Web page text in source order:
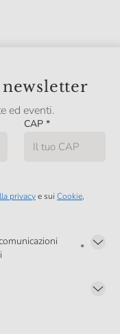
ed eventi.
CAP *
privacye sui Cookie,
*
di consenso prestato ai